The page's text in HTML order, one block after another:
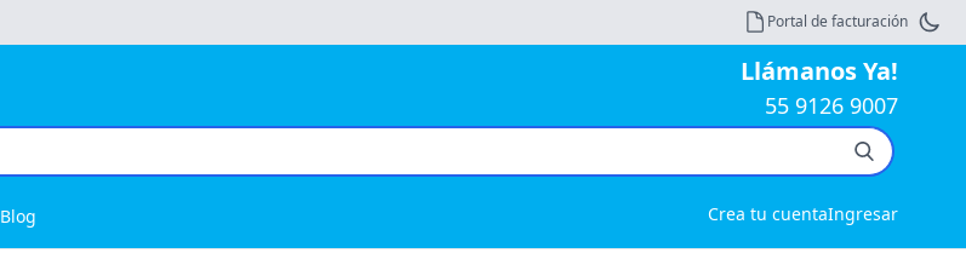
Portal de facturación
Llámanos Ya!
55 9126 9007
Blog Crea tu cuentaIngresar